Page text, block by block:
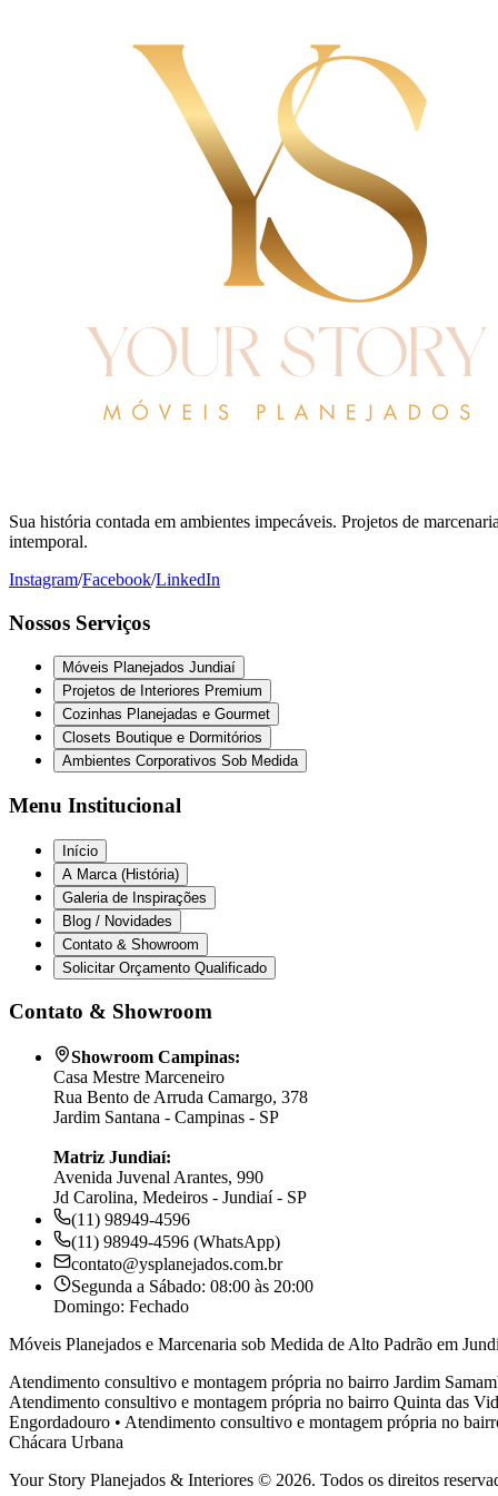
Sua história contada em ambientes impecáveis. Projetos de
intemporal.
Instagram/Facebook/LinkedIn
Nossos Serviços
Móveis Planejados Jundiaí
Projetos de Interiores Premium
Cozinhas Planejadas e Gourmet
Closets Boutique e Dormitórios
Ambientes Corporativos Sob Medida
Menu Institucional
Início
A Marca (História)
Galeria de Inspirações
Blog / Novidades
Contato & Showroom
Solicitar Orçamento Qualificado
Contato & Showroom
Showroom Campinas:
Casa Mestre Marceneiro
Rua Bento de Arruda Camargo, 378
Jardim Santana - Campinas - SP
Matriz Jundiaí:
Avenida Juvenal Arantes, 990
Jd Carolina, Medeiros - Jundiaí - SP
(11) 98949-4596
(11) 98949-4596 (WhatsApp)
contato@ysplanejados.com.br
Segunda a Sábado: 08:00 às 20:00
Domingo: Fechado
Móveis Planejados e Marcenaria sob Medida de Alto Padrão em
Atendimento consultivo e montagem própria no bairro Jardim
Atendimento consultivo e montagem própria no bairro Quinta das
Engordadouro • Atendimento consultivo e montagem própria no
Chácara Urbana
Your Story Planejados & Interiores © 2026. Todos os direitos